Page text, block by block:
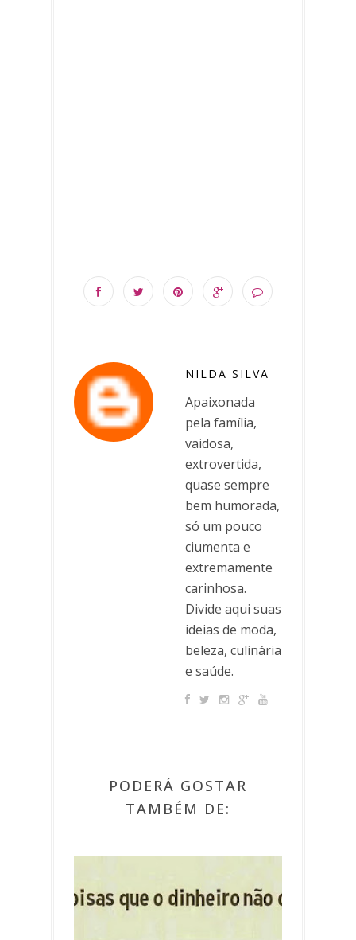
NILDA SILVA
Apaixonada
pela família,
vaidosa,
extrovertida,
quase sempre
bem humorada,
só um pouco
ciumenta e
extremamente
carinhosa.
Divide aqui suas
ideias de moda,
beleza, culinária
e saúde.
PODERÁ GOSTAR
TAMBÉM DE: